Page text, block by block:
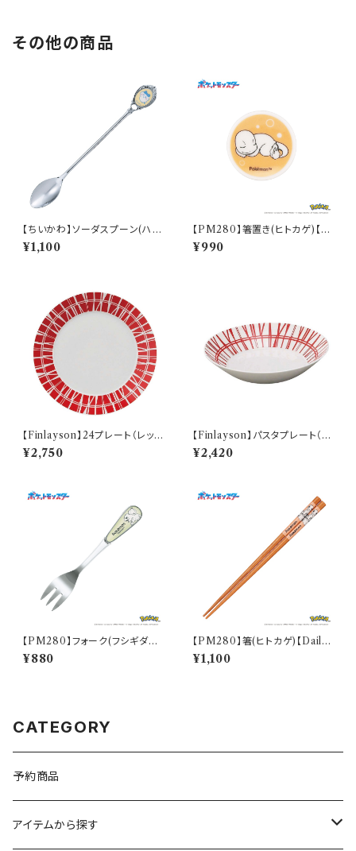
その他の商品
【ちいかわ】ソーダスプーン(ハチ
ワレ)【CKW40】CKW42-850
¥1,100
【PM280】箸置き(ヒトカゲ)【D
aily Sketch】PM282-402
¥990
【Finlayson】24プレート（レッ
ド）【コロナ】
¥2,750
【Finlayson】パスタプレート（レ
ッド）【コロナ】
¥2,420
【PM280】フォーク(フシギダネ)
【Daily Sketch】PM281-851
¥880
【PM280】箸(ヒトカゲ)【Daily
Sketch】PM282-840
¥1,100
CATEGORY
予約商品
アイテムから探す